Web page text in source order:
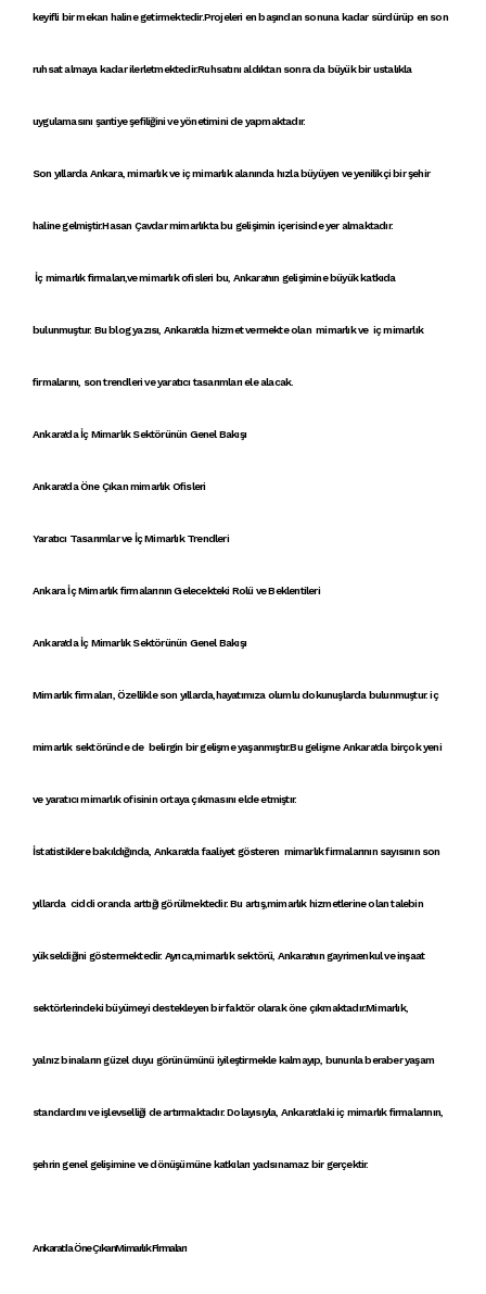
keyifli bir mekan haline getirmektedir.Projeleri en başından sonuna kadar sürdürüp en son
ruhsat almaya kadar ilerletmektedir.Ruhsatını aldıktan sonra da büyük bir ustalıkla
uygulamasını şantiye şefiliğini ve yönetimini de yapmaktadır.
Son yıllardaAnkara, mimarlıkveiç mimarlıkalanında hızla büyüyen veyenilikçibir şehir
haline gelmiştir.Hasan Çavdar mimarlıkta bu gelişimin içerisinde yer almaktadır.
İç mimarlık firmaları,vemimarlık ofisleribu, Ankara'nın gelişimine büyük katkıda
bulunmuştur. Bu blog yazısı, Ankara'da hizmet vermekte olan mimarlık veiç mimarlık
firmalarını, son trendleri veyaratıcı tasarımlarıele alacak.
Ankara'da İç Mimarlık Sektörünün Genel Bakışı
Ankara'da Öne Çıkan mimarlık Ofisleri
Yaratıcı Tasarımlar ve İç Mimarlık Trendleri
Ankara İç Mimarlık firmalarının Gelecekteki Rolü ve Beklentileri
Ankara'da İç Mimarlık Sektörünün Genel Bakışı
Mimarlık firmaları, Özellikle son yıllarda,hayatımıza olumlu dokunuşlarda bulunmuştur.iç
mimarlıksektöründe de belirgin bir gelişme yaşanmıştır.Bu gelişme Ankara'da birçok yeni
veyaratıcı mimarlık ofisinin ortaya çıkmasını elde etmiştır.
İstatistiklere bakıldığında, Ankara'da faaliyet gösteren mimarlık firmalarının sayısının son
yıllarda ciddi oranda arttığı görülmektedir. Bu artış,mimarlık hizmetlerine olan talebin
yükseldiğini göstermektedir. Ayrıca,mimarlık sektörü, Ankara'nın gayrimenkul ve inşaat
sektörlerindeki büyümeyi destekleyen bir faktör olarak öne çıkmaktadır.Mimarlık,
yalnızbinaların güzel duyu görünümünü iyileştirmekle kalmayıp, bununla beraber yaşam
standardını ve işlevselliği de artırmaktadır. Dolayısıyla, Ankara'daki iç mimarlık firmalarının,
şehrin genel gelişimine ve dönüşümüne katkıları yadsınamaz bir gerçektir.
Ankara'da Öne ÇıkanMimarlık Firmaları